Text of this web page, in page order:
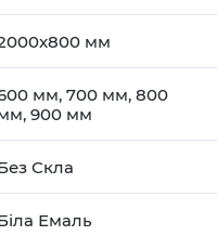
мм
мм, 700 мм, 800
900 мм
Скла
Емаль